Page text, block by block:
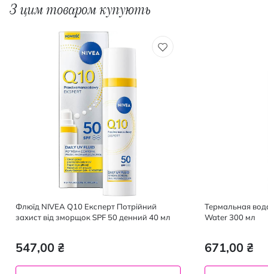
З цим товаром купують
Флюїд NIVEA Q10 Експерт Потрійний
захист від зморщок SPF 50 денний 40 мл
547,00 ₴
Термальная
Water 300 мл
671,00 ₴